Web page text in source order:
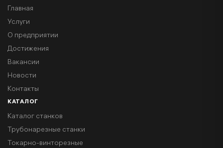
Главная
Услуги
О предприятии
Достижения
Вакансии
Новости
Контакты
КАТАЛОГ
Каталог станков
Трубонарезные станки
Токарно-винторезные